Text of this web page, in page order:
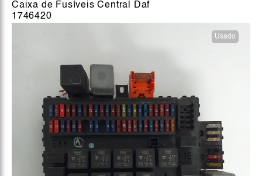
Caixa de Fusíveis Central Daf
1746420
Usado